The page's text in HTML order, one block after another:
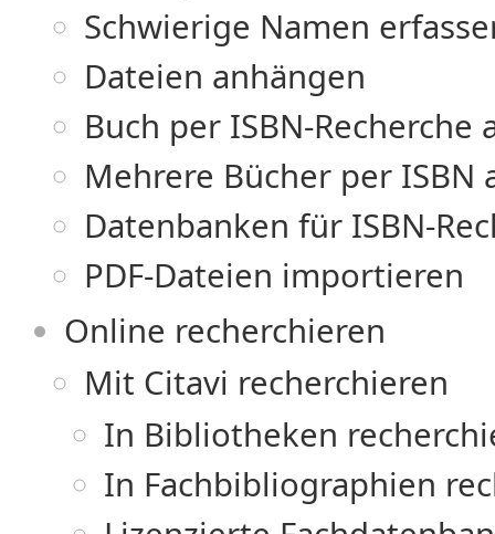
Schwierige Namen
Dateien anhängen
Buch per ISBN-Recherche
Mehrere Bücher per ISBN
Datenbanken für ISBN-
PDF-Dateien importieren
Online recherchieren
Mit Citavi recherchieren
In Bibliotheken
In Fachbibliographien